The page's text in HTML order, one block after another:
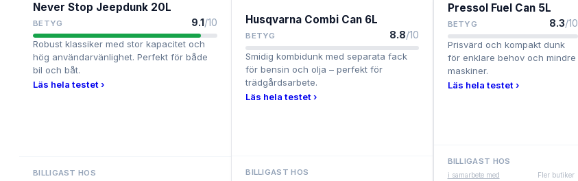
Never Stop Jeepdunk 20L
BETYG 9.1/10
Robust klassiker med stor kapacitet och
hög användarvänlighet. Perfekt för både
bil och båt.
Läs hela testet ›
BILLIGAST HOS
Husqvarna Combi Can 6L
BETYG 8.8/10
Smidig kombidunk med separata fack
för bensin och olja – perfekt för
trädgårdsarbete.
Läs hela testet ›
BILLIGAST HOS
Pressol Fuel Can 5L
BETYG 8.3/10
Prisvärd och kompakt dunk
för enklare behov och mindre
maskiner.
Läs hela testet ›
BILLIGAST HOS
i samarbete med
Fler butiker